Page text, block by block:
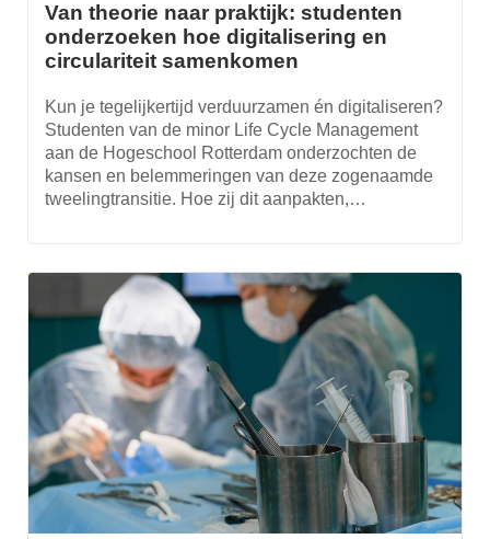
Van theorie naar praktijk: studenten
onderzoeken hoe digitalisering en
circulariteit samenkomen
Kun je tegelijkertijd verduurzamen én digitaliseren?
Studenten van de minor Life Cycle Management
aan de Hogeschool Rotterdam onderzochten de
kansen en belemmeringen van deze zogenaamde
tweelingtransitie. Hoe zij dit aanpakten,…